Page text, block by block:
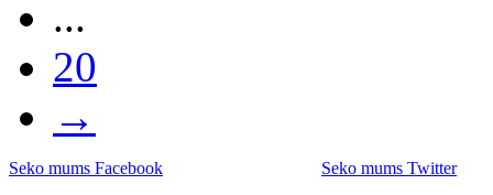
...
20
→
Seko mums Facebook Seko mums Twitter